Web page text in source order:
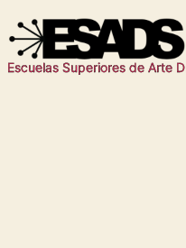
Escuelas Superiores de Arte